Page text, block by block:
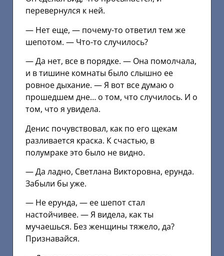
перевернулся к ней.
— Нет еще, — почему-то ответил тем же
шепотом. — Что-то случилось?
— Да нет, все в порядке. — Она помолчала,
и в тишине комнаты было слышно ее
ровное дыхание. — Я вот все думаю о
прошедшем дне… о том, что случилось. И о
том, что я увидела.
Денис почувствовал, как по его щекам
разливается краска. К счастью, в
полумраке это было не видно.
— Да ладно, Светлана Викторовна, ерунда.
Забыли бы уже.
— Не ерунда, — ее шепот стал
настойчивее. — Я видела, как ты
мучаешься. Без женщины тяжело, да?
Признавайся.